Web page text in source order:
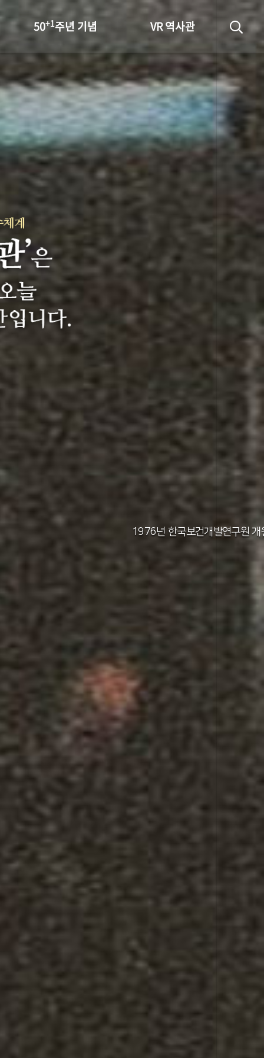
50+1주년 기념
성과 50선
숫자로 보는 50년
50 +1주년 광장
세계와 함께 한 KIHASA
VR 역사관
1971년 가족계획연구원
1976년 한국보건개발연구원 개
1982년 한국인구보건연구원 신청사 준
2012년 한국보건사회연구원 서울 청사
2011년 한국보건사회연구원 설립 40주년
2014년 한국보건사회연구원 세종 청사